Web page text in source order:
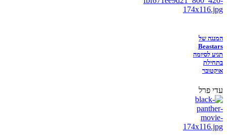
המנגה של
Beastars
תגיע לסיומה
בתחילת
אוקטובר
עדי פרל